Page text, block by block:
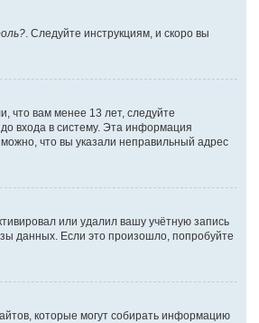
. Следуйте инструкциям, и скоро вы
что вам менее 13 лет, следуйте
входа в систему. Эта информация
что вы указали неправильный адрес
или удалил вашу учётную запись
данных. Если это произошло, попробуйте
которые могут собирать информацию